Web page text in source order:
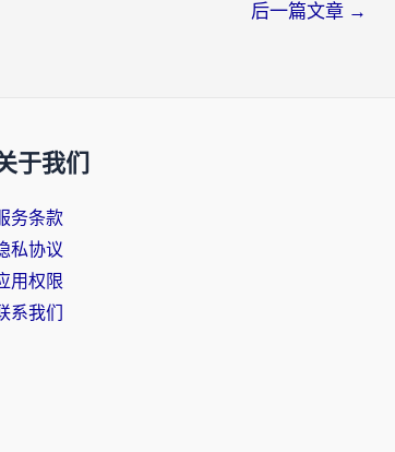
后一篇文章 →
于我们
务条款
私协议
用权限
系我们